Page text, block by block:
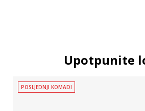
Upotpunite
POSLJEDNJI KOMADI